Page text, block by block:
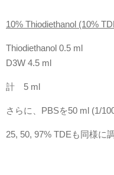
10% Thiodiethanol (10%
Thiodiethanol 0.5 ml
D3W 4.5 ml
計 5 ml
さらに、PBSを50 ml (1/
25, 50, 97% TDEも同様に